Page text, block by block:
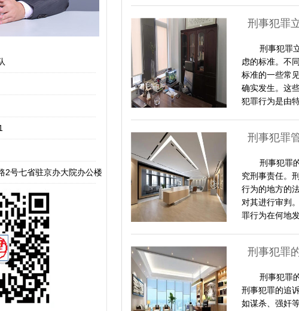
队
2号七省驻京办大院办公楼
刑事犯罪
刑事犯罪
虑的标准。不
标准的一些常
确实发生。这
犯罪行为是由
刑事犯罪
刑事犯罪
究刑事责任。
行为的地方的
对其进行审判
罪行为在何地
刑事犯罪
刑事犯罪
刑事犯罪的追
如谋杀、强奸